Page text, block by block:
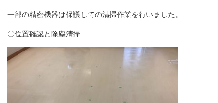
一部の精密機器は保護しての清掃作業を行いました。
〇位置確認と除塵清掃